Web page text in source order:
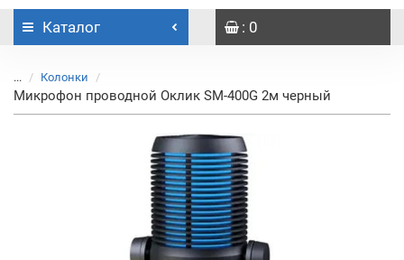
Каталог : 0
... Колонки
Микрофон проводной Оклик SM-400G 2м черный